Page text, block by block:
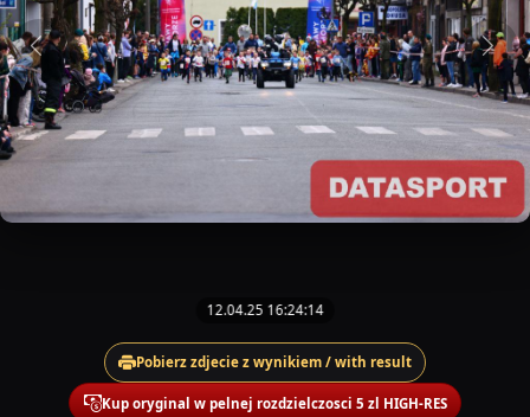
12.04.25 16:24:14
Pobierz zdjecie z wynikiem / with result
Kup oryginal w pelnej rozdzielczosci 5 zl HIGH-RES